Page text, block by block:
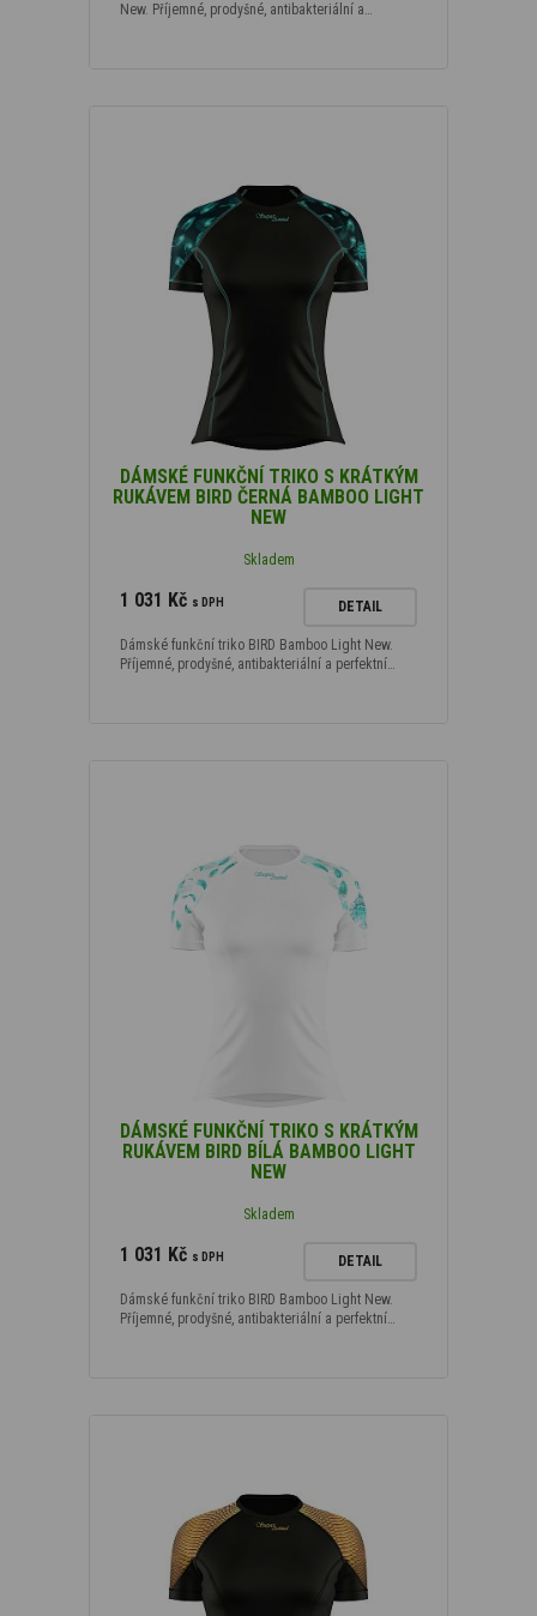
New. Příjemné, prodyšné, antibakteriální a…
DÁMSKÉ FUNKČNÍ TRIKO S KRÁTKÝM
RUKÁVEM BIRD ČERNÁ BAMBOO LIGHT
NEW
Skladem
1 031 Kč s DPH DETAIL
Dámské funkční triko BIRD Bamboo Light New.
Příjemné, prodyšné, antibakteriální a perfektní…
DÁMSKÉ FUNKČNÍ TRIKO S KRÁTKÝM
RUKÁVEM BIRD BÍLÁ BAMBOO LIGHT
NEW
Skladem
1 031 Kč s DPH DETAIL
Dámské funkční triko BIRD Bamboo Light New.
Příjemné, prodyšné, antibakteriální a perfektní…